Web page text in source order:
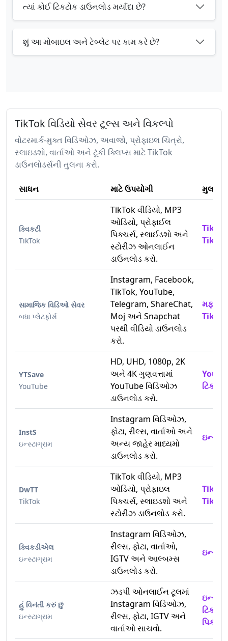
ત્યાં કોઈ ટિકટોક ડાઉનલોડ મર્યાદા છે?
શું આ મોબાઇલ અને ટેબ્લેટ પર કામ કરે છે?
TikTok વિડિયો સેવર ટૂલ્સ અને વિકલ્પો
વોટરમાર્ક-મુક્ત વિડિઓઝ, અવાજો, પ્રોફાઇલ ચિત્રો,
સ્લાઇડશો, વાર્તાઓ અને ટૂંકી ક્લિપ્સ માટે TikTok
ડાઉનલોડર્સની તુલના કરો.
સાધન માટે ઉપયોગી
ક્વિકટી
TikTok
TikTok વીડિયો, MP3
ઓડિયો, પ્રોફાઈલ
પિક્ચર્સ, સ્લાઈડશો અને
સ્ટોરીઝ ઓનલાઈન
ડાઉનલોડ કરો.
સામાજિક વિડિઓ સેવર
બધા પ્લેટફોર્મ
Instagram, Facebook,
TikTok, YouTube,
Telegram, ShareChat,
Moj અને Snapchat
પરથી વીડિયો ડાઉનલોડ
કરો.
મફત
YTSave
YouTube
HD, UHD, 1080p, 2K
અને 4K ગુણવત્તામાં
YouTube વિડિઓઝ
ડાઉનલોડ કરો.
InstS
ઇન્સ્ટાગ્રામ
Instagram વિડિઓઝ,
ફોટા, રીલ્સ, વાર્તાઓ અને
અન્ય જાહેર માધ્યમો
ડાઉનલોડ કરો.
DwTT
TikTok
TikTok વીડિયો, MP3
ઓડિયો, પ્રોફાઇલ
પિક્ચર્સ, સ્લાઇડશો અને
સ્ટોરીઝ ડાઉનલોડ કરો.
ક્વિકડીએલ
ઇન્સ્ટાગ્રામ
Instagram વિડિઓઝ,
રીલ્સ, ફોટા, વાર્તાઓ,
IGTV અને આલ્બમ્સ
ડાઉનલોડ કરો.
હું વિનંતી કરું છું
ઇન્સ્ટાગ્રામ
ઝડપી ઓનલાઈન ટૂલમાં
Instagram વિડિઓઝ,
રીલ્સ, ફોટા, IGTV અને
વાર્તાઓ સાચવો.